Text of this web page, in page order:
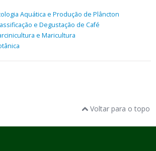
Aquática e Produção de Plâncton
e Degustação de Café
e Maricultura
Voltar para o topo